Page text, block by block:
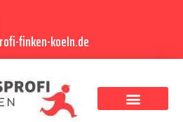
finken-koeln.de